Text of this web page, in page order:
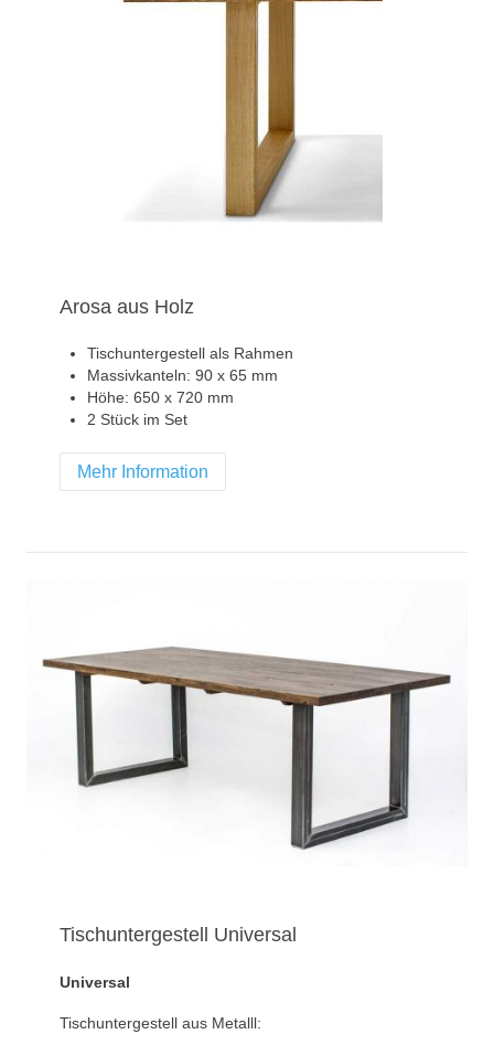
Arosa aus Holz
Tischuntergestell als Rahmen
Massivkanteln: 90 x 65 mm
Höhe: 650 x 720 mm
2 Stück im Set
Mehr Information
Tischuntergestell Universal
Universal
Tischuntergestell aus Metalll: